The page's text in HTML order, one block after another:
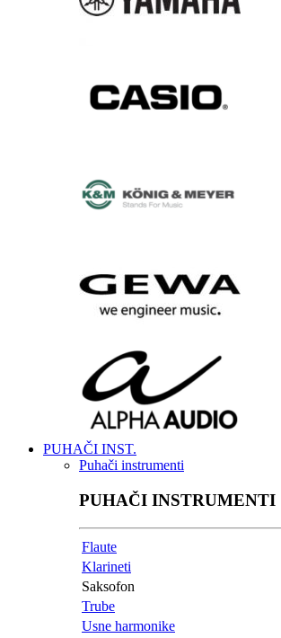
PUHAČI INST.
Puhači instrumenti
PUHAČI INSTRUMENTI
Flaute
Klarineti
Saksofon
Trube
Usne harmonike